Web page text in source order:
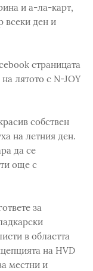
и а-ла-карт,
всеки ден и
страницата
лятото с N-JOY
собствен
на летния ден.
да се
още с
за
в областта
на HVD
местни и